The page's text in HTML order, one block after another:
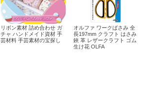
リボン素材 詰め合わせ ガ
チャ ハンドメイド資材 手
芸材料 手芸素材の宝探し
オルファ ワークばさみ 全
長197mm クラフト はさみ
鋏 革 レザークラフト ゴム
生け花 OLFA